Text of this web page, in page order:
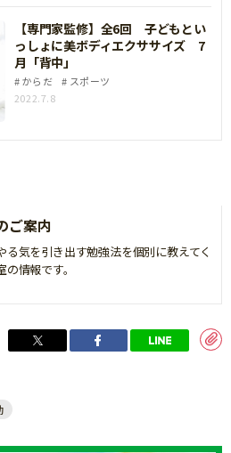
【専門家監修】全6回 子どもとい
っしょに美ボディエクササイズ 7
月「背中」
からだ
スポーツ
2022.7.8
ご案内
る気を引き出す勉強法を個別に教えてく
情報です。